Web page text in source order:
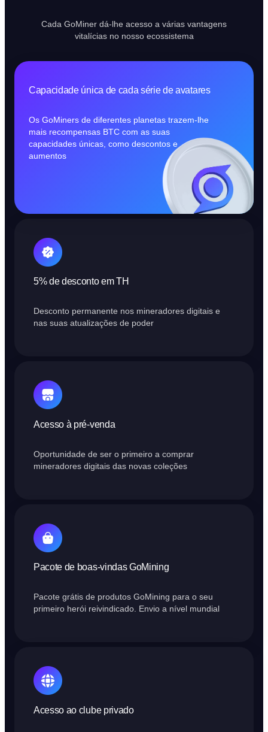
Cada GoMiner dá-lhe acesso a várias vantagens
vitalícias no nosso ecossistema
Capacidade única de cada série de avatares
Os GoMiners de diferentes planetas trazem-lhe
mais recompensas BTC com as suas
capacidades únicas, como descontos e
aumentos
5% de desconto em TH
Desconto permanente nos mineradores digitais e
nas suas atualizações de poder
Acesso à pré-venda
Oportunidade de ser o primeiro a comprar
mineradores digitais das novas coleções
Pacote de boas-vindas GoMining
Pacote grátis de produtos GoMining para o seu
primeiro herói reivindicado. Envio a nível mundial
Acesso ao clube privado